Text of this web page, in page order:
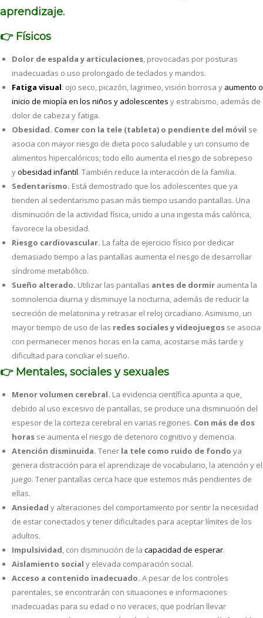
aprendizaje.
👉​ Físicos
Dolor de espalda y articulaciones, provocadas por posturas
inadecuadas o uso prolongado de teclados y mandos.
Fatiga visual: ojo seco, picazón, lagrimeo, visión borrosa y aumento o
inicio de miopía en los niños y adolescentes y estrabismo, además de
dolor de cabeza y fatiga.
Obesidad. Comer con la tele (tableta) o pendiente del móvil se
asocia con mayor riesgo de dieta poco saludable y un consumo de
alimentos hipercalóricos; todo ello aumenta el riesgo de sobrepeso
yobesidad infantil. También reduce la interacción de la familia.
Sedentarismo. Está demostrado que los adolescentes que ya
tienden al sedentarismo pasan más tiempo usando pantallas. Una
disminución de la actividad física, unido a una ingesta más calórica,
favorece la obesidad.
Riesgo cardiovascular. La falta de ejercicio físico por dedicar
demasiado tiempo a las pantallas aumenta el riesgo de desarrollar
síndrome metabólico.
Sueño alterado. Utilizar las pantallas antes de dormir aumenta la
somnolencia diurna y disminuye la nocturna, además de reducir la
secreción de melatonina y retrasar el reloj circadiano. Asimismo, un
mayor tiempo de uso de las redes sociales y videojuegos se asocia
con permanecer menos horas en la cama, acostarse más tarde y
dificultad para conciliar el sueño.
👉​ Mentales, sociales y sexuales
Menor volumen cerebral. La evidencia científica apunta a que,
debido al uso excesivo de pantallas, se produce una disminución del
espesor de la corteza cerebral en varias regiones. Con más de dos
horas se aumenta el riesgo de deterioro cognitivo y demencia.
Atención disminuida. Tener la tele como ruido de fondo ya
genera distracción para el aprendizaje de vocabulario, la atención y el
juego. Tener pantallas cerca hace que estemos más pendientes de
ellas.
Ansiedad y alteraciones del comportamiento por sentir la necesidad
de estar conectados y tener dificultades para aceptar límites de los
adultos.
Impulsividad, con disminución de la capacidad de esperar.
Aislamiento social y elevada comparación social.
Acceso a contenido inadecuado. A pesar de los controles
parentales, se encontrarán con situaciones e informaciones
inadecuadas para su edad o no veraces, que podrían llevar